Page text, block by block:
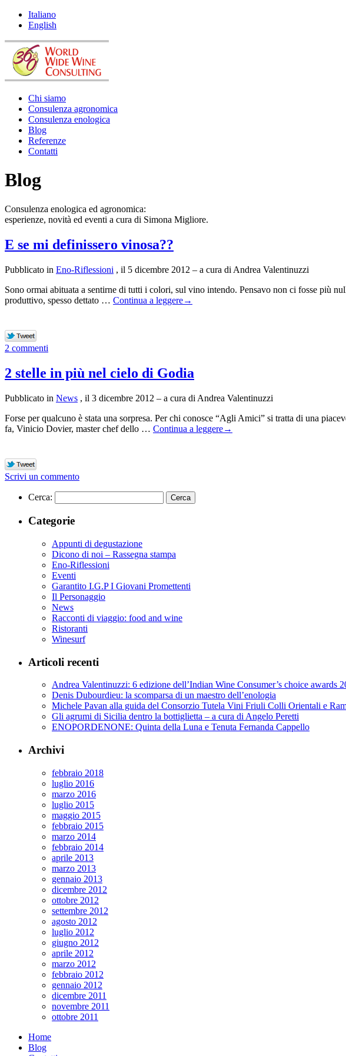
Italiano
English
Chi siamo
Consulenza agronomica
Consulenza enologica
Blog
Referenze
Contatti
Blog
Consulenza enologica ed agronomica:
esperienze, novità ed eventi a cura di Simona Migliore.
E se mi definissero vinosa??
Pubblicato in Eno-Riflessioni , il 5 dicembre 2012 – a cura di Andrea Valentinuzzi
Sono ormai abituata a sentirne di tutti i colori, sul vino intendo. Pensavo non ci fosse più
produttivo, spesso dettato … Continua a leggere→
2 commenti
2 stelle in più nel cielo di Godia
Pubblicato in News , il 3 dicembre 2012 – a cura di Andrea Valentinuzzi
Forse per qualcuno è stata una sorpresa. Per chi conosce “Agli Amici” si tratta di una
fa, Vinicio Dovier, master chef dello … Continua a leggere→
Scrivi un commento
Cerca:
Categorie
Appunti di degustazione
Dicono di noi – Rassegna stampa
Eno-Riflessioni
Eventi
Garantito I.G.P I Giovani Promettenti
Il Personaggio
News
Racconti di viaggio: food and wine
Ristoranti
Winesurf
Articoli recenti
Andrea Valentinuzzi: 6 edizione dell’Indian Wine Consumer’s choice awards
Denis Dubourdieu: la scomparsa di un maestro dell’enologia
Michele Pavan alla guida del Consorzio Tutela Vini Friuli Colli Orientali e
Gli agrumi di Sicilia dentro la bottiglietta – a cura di Angelo Peretti
ENOPORDENONE: Quinta della Luna e Tenuta Fernanda Cappello
Archivi
febbraio 2018
luglio 2016
marzo 2016
luglio 2015
maggio 2015
febbraio 2015
marzo 2014
febbraio 2014
aprile 2013
marzo 2013
gennaio 2013
dicembre 2012
ottobre 2012
settembre 2012
agosto 2012
luglio 2012
giugno 2012
aprile 2012
marzo 2012
febbraio 2012
gennaio 2012
dicembre 2011
novembre 2011
ottobre 2011
Home
Blog